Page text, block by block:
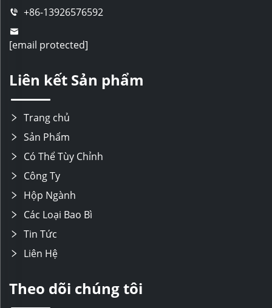
+86-13926576592
[email protected]
Liên kết Sản phẩm
Trang chủ
Sản Phẩm
Có Thể Tùy Chỉnh
Công Ty
Hộp Ngành
Các Loại Bao Bì
Tin Tức
Liên Hệ
Theo dõi chúng tôi